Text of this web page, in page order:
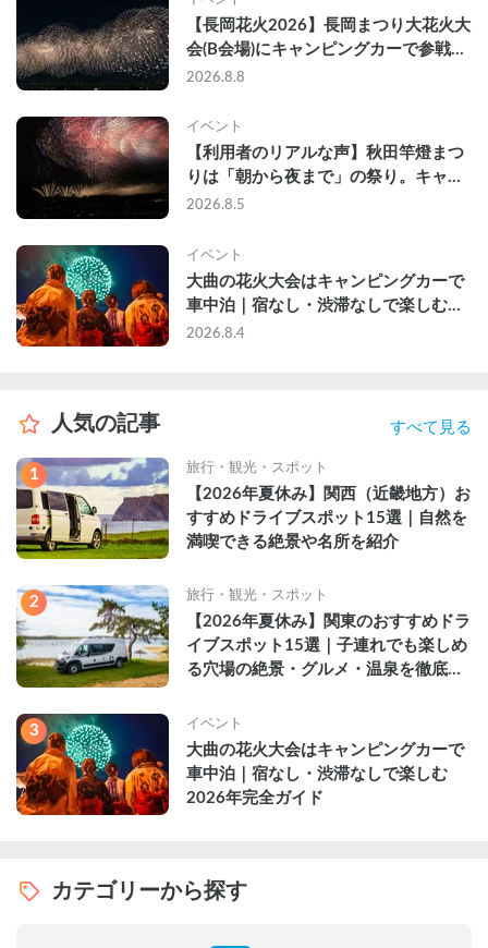
【長岡花火2026】長岡まつり大花火大
会(B会場)にキャンピングカーで参戦し
て、長岡駅前で車中泊してきた
2026.8.8
イベント
【利用者のリアルな声】秋田竿燈まつ
りは「朝から夜まで」の祭り。キャン
ピングカーで行った2組の記録
2026.8.5
イベント
大曲の花火大会はキャンピングカーで
車中泊｜宿なし・渋滞なしで楽しむ
2026年完全ガイド
2026.8.4
人気の記事 すべて見る
1 旅行・観光・スポット
【2026年夏休み】関西（近畿地方）お
すすめドライブスポット15選｜自然を
満喫できる絶景や名所を紹介
2 旅行・観光・スポット
【2026年夏休み】関東のおすすめドラ
イブスポット15選｜子連れでも楽しめ
る穴場の絶景・グルメ・温泉を徹底解
3 イベント
大曲の花火大会はキャンピングカーで
車中泊｜宿なし・渋滞なしで楽しむ
2026年完全ガイド
カテゴリーから探す